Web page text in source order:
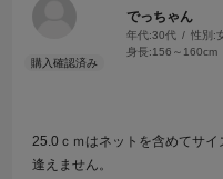
でっちゃん
年代:30代 性別:
身長:156～160cm
25.0ｃｍはネットを含めてサ
逢えません。